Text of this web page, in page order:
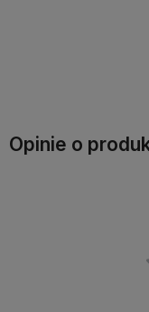
Opinie o